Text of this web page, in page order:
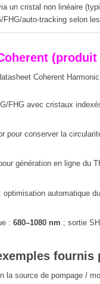
un cristal non linéaire
auto-tracking selon
(produit
Coherent
FHG avec cristaux
pour conserver la
génération en ligne du
: optimisation automatique
: 680–1080 nm ; sortie
fournis
la source de pompage /